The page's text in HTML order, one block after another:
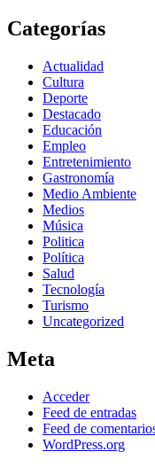
Categorías
Actualidad
Cultura
Deporte
Destacado
Educación
Empleo
Entretenimiento
Gastronomía
Medio Ambiente
Medios
Música
Politica
Política
Salud
Tecnología
Turismo
Uncategorized
Meta
Acceder
Feed de entradas
Feed de
WordPress.org